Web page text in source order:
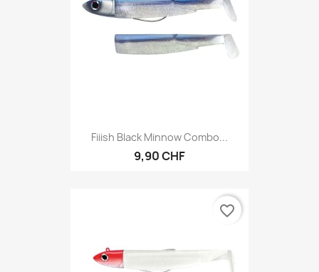
Fiiish Black Minnow Combo...
9,90 CHF
favorite_border